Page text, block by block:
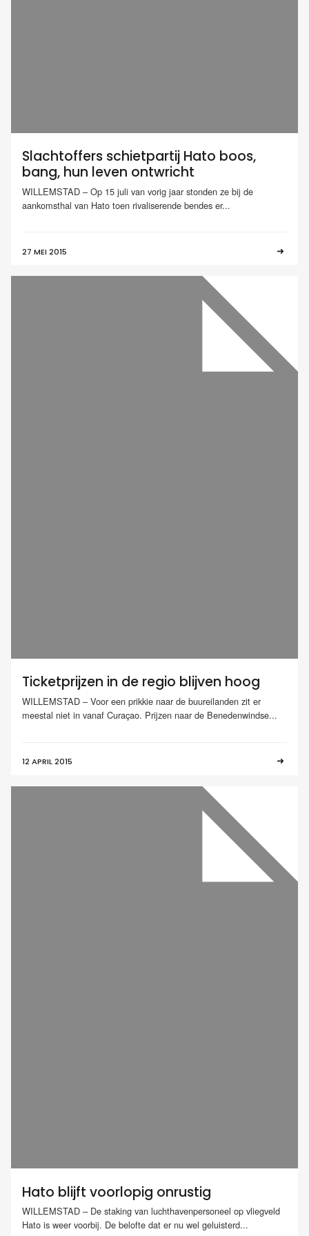
Slachtoffers schietpartij Hato boos,
bang, hun leven ontwricht
WILLEMSTAD – Op 15 juli van vorig jaar stonden ze bij de
aankomsthal van Hato toen rivaliserende bendes er...
27 MEI 2015
Ticketprijzen in de regio blijven hoog
WILLEMSTAD – Voor een prikkie naar de buureilanden zit er
meestal niet in vanaf Curaçao. Prijzen naar de Benedenwindse...
12 APRIL 2015
Hato blijft voorlopig onrustig
WILLEMSTAD – De staking van luchthavenpersoneel op vliegveld
Hato is weer voorbij. De belofte dat er nu wel geluisterd...